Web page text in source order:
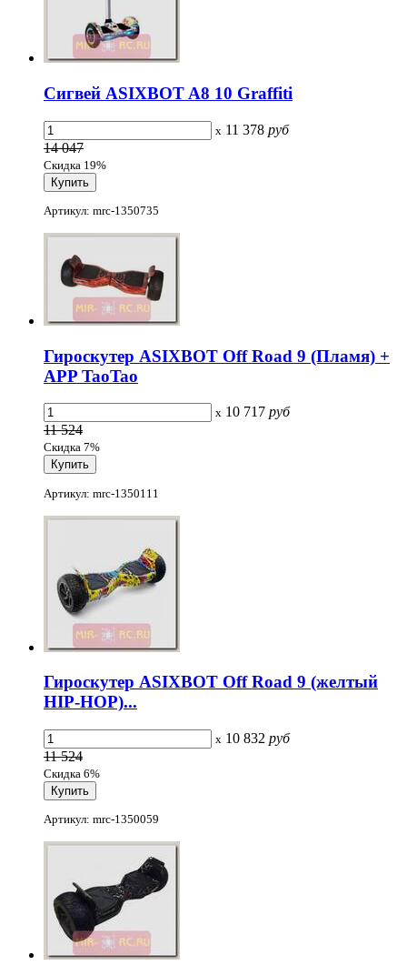
Сигвей ASIXBOT A8 10 Graffiti
x 11 378 руб
14 047
Скидка 19%
Артикул: mrc-1350735
Гироскутер ASIXBOT Off Road 9 (Пламя) +
APP TaoTao
x 10 717 руб
11 524
Скидка 7%
Артикул: mrc-1350111
Гироскутер ASIXBOT Off Road 9 (желтый
HIP-HOP)...
x 10 832 руб
11 524
Скидка 6%
Артикул: mrc-1350059